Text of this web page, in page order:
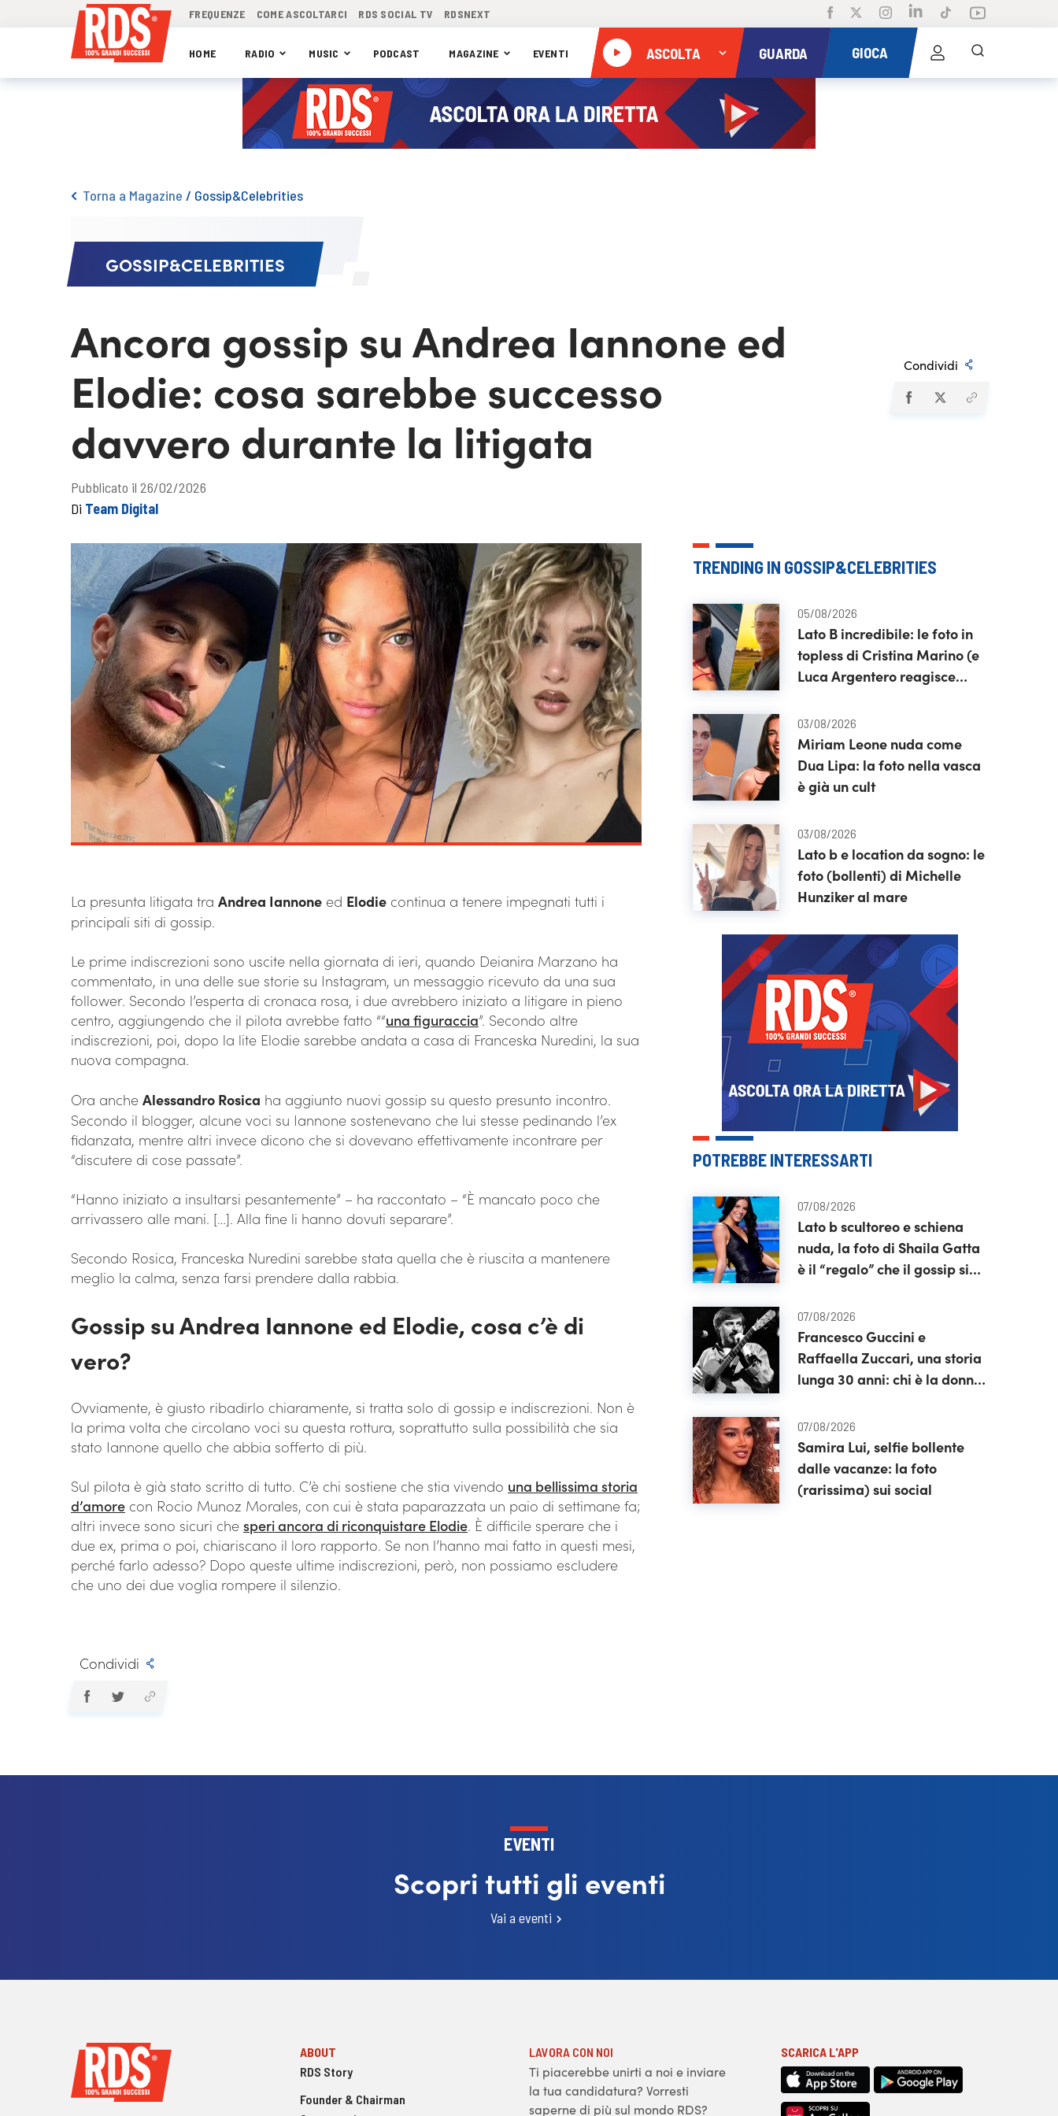
FREQUENZE COME ASCOLTARCI RDS SOCIAL TV RDSNEXT
HOME RADIO MUSIC PODCAST MAGAZINE EVENTI ASCOLTA GUARDA GIOCA
Torna a Magazine / Gossip&Celebrities
GOSSIP&CELEBRITIES
Ancora gossip su Andrea Iannone ed
Elodie: cosa sarebbe successo
davvero durante la litigata
Condividi
Pubblicato il 26/02/2026
Di Team Digital
La presunta litigata tra Andrea Iannone ed Elodie continua a tenere impegnati tutti i
principali siti di gossip.
Le prime indiscrezioni sono uscite nella giornata di ieri, quando Deianira Marzano ha
commentato, in una delle sue storie su Instagram, un messaggio ricevuto da una sua
follower. Secondo l’esperta di cronaca rosa, i due avrebbero iniziato a litigare in pieno
centro, aggiungendo che il pilota avrebbe fatto ““una figuraccia”. Secondo altre
indiscrezioni, poi, dopo la lite Elodie sarebbe andata a casa di Franceska Nuredini, la sua
nuova compagna.
Ora anche Alessandro Rosica ha aggiunto nuovi gossip su questo presunto incontro.
Secondo il blogger, alcune voci su Iannone sostenevano che lui stesse pedinando l’ex
fidanzata, mentre altri invece dicono che si dovevano effettivamente incontrare per
“discutere di cose passate”.
“Hanno iniziato a insultarsi pesantemente” – ha raccontato – “È mancato poco che
arrivassero alle mani. […]. Alla fine li hanno dovuti separare”.
Secondo Rosica, Franceska Nuredini sarebbe stata quella che è riuscita a mantenere
meglio la calma, senza farsi prendere dalla rabbia.
Gossip su Andrea Iannone ed Elodie, cosa c’è di
vero?
Ovviamente, è giusto ribadirlo chiaramente, si tratta solo di gossip e indiscrezioni. Non è
la prima volta che circolano voci su questa rottura, soprattutto sulla possibilità che sia
stato Iannone quello che abbia sofferto di più.
Sul pilota è già stato scritto di tutto. C’è chi sostiene che stia vivendo una bellissima storia
d’amore con Rocio Munoz Morales, con cui è stata paparazzata un paio di settimane fa;
altri invece sono sicuri che speri ancora di riconquistare Elodie. È difficile sperare che i
due ex, prima o poi, chiariscano il loro rapporto. Se non l’hanno mai fatto in questi mesi,
perché farlo adesso? Dopo queste ultime indiscrezioni, però, non possiamo escludere
che uno dei due voglia rompere il silenzio.
Condividi
TRENDING IN GOSSIP&CELEBRITIES
05/08/2026
Lato B incredibile: le foto in
topless di Cristina Marino (e
Luca Argentero reagisce
03/08/2026
Miriam Leone nuda come
Dua Lipa: la foto nella vasca
è già un cult
03/08/2026
Lato b e location da sogno: le
foto (bollenti) di Michelle
Hunziker al mare
POTREBBE INTERESSARTI
07/08/2026
Lato b scultoreo e schiena
nuda, la foto di Shaila Gatta
è il “regalo” che il gossip si
07/08/2026
Francesco Guccini e
Raffaella Zuccari, una storia
lunga 30 anni: chi è la donna
alla fine
07/08/2026
Samira Lui, selfie bollente
dalle vacanze: la foto
(rarissima) sui social
EVENTI
Scopri tutti gli eventi
Vai a eventi
ABOUT
RDS Story
Founder & Chairman
LAVORA CON NOI
Ti piacerebbe unirti a noi e inviare
la tua candidatura? Vorresti
saperne di più sul mondo RDS?
SCARICA L'APP